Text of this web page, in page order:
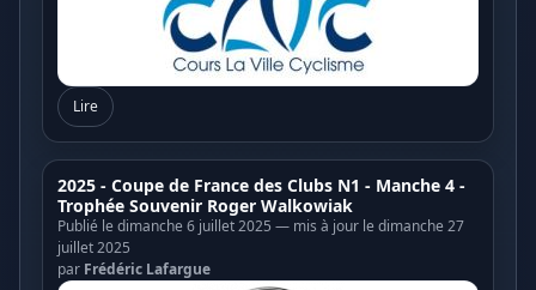
Lire
2025 - Coupe de France des Clubs N1 - Manche 4 -
Trophée Souvenir Roger Walkowiak
Publié le dimanche 6 juillet 2025 — mis à jour le dimanche 27
juillet 2025
par Frédéric Lafargue